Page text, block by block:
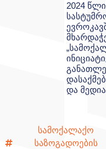
2024
და
სამოქალაქო
საზოგადოების